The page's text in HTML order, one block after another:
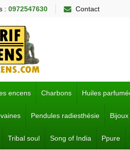
: 0972547630 Contact
encens Charbons Huiles
Pendules radiesthésie
Tribal soul Song of India Ppure